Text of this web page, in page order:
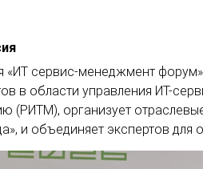
«ИТ сервис-менеджмент
в области управления ИТ-
(РИТМ), организует
и объединяет экспертов